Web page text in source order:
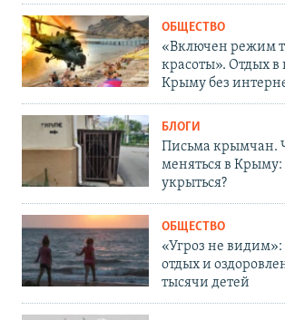
ОБЩЕСТВО
«Включен режим
красоты». Отдых
Крыму без
БЛОГИ
Письма крымчан.
меняться в Крыму:
укрыться?
ОБЩЕСТВО
«Угроз не
отдых и
тысячи детей